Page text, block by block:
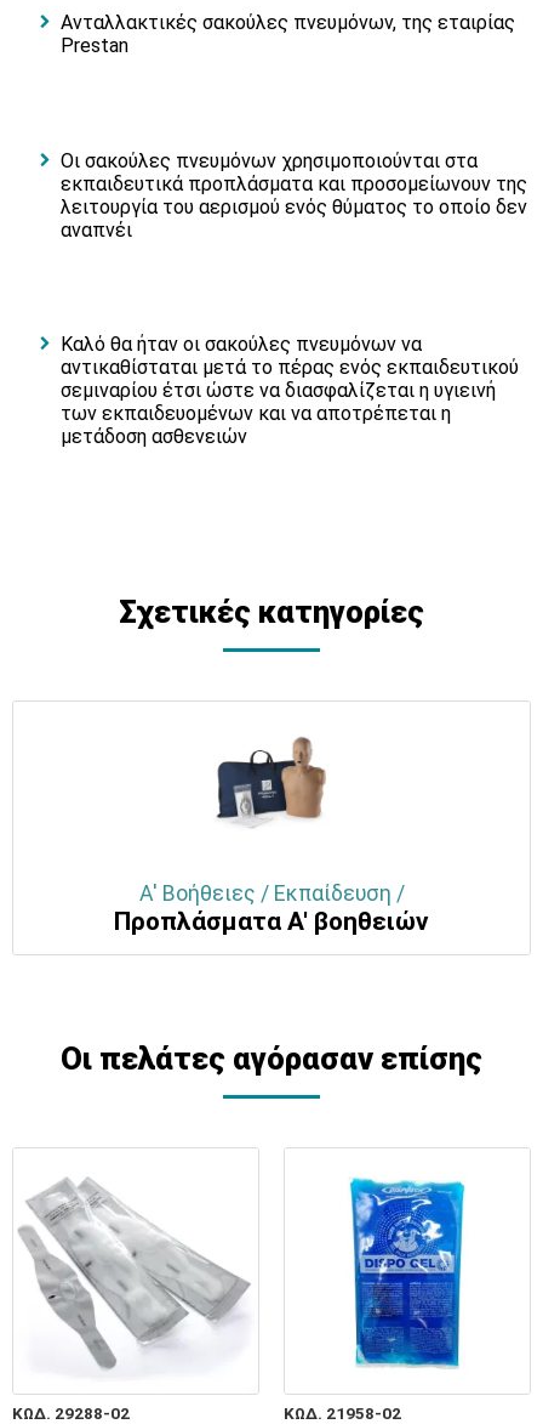
Ανταλλακτικές σακούλες πνευμόνων, της εταιρίας
Prestan
Οι σακούλες πνευμόνων χρησιμοποιούνται στα
εκπαιδευτικά προπλάσματα και προσομείωνουν της
λειτουργία του αερισμού ενός θύματος το οποίο δεν
αναπνέι
Καλό θα ήταν οι σακούλες πνευμόνων να
αντικαθίσταται μετά το πέρας ενός εκπαιδευτικού
σεμιναρίου έτσι ώστε να διασφαλίζεται η υγιεινή
των εκπαιδευομένων και να αποτρέπεται η
μετάδοση ασθενειών
Σχετικές κατηγορίες
Α' Βοήθειες / Εκπαίδευση /
Προπλάσματα Α' βοηθειών
Οι πελάτες αγόρασαν επίσης
ΚΩΔ. 29288-02 ΚΩΔ. 21958-02